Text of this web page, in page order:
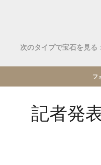
次のタイプで宝石を見る
フ
記者発